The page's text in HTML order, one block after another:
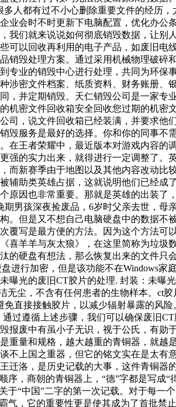
人都有过不小心删除重要文件的经历
业会时不时更新下电脑配置，优化办
我们就来说说如何彻底销毁数据，让
可以回收再利用的电子产品，如废旧
销毁处理方案。通过采用机械物理破
专业的销毁中心进行处理，共同为环
密文件档案、纸质资料、财务账册、
，并定期销毁。天仁销毁公司是一家
机密文件回收箱安全回收您过期的机
司，说文件回收箱已经装满，并要求
毁服务是最好的选择。你和你的同事
在王者荣耀中，最近版本对游戏内容
强的实力出来，就得进行一定调整了
而新赛季由于地图以及其他内容改动
辅助类英雄占据，这就说明他们已经
原因也非常重要。那就是英雄的出装
男孩深夜捡废品，6岁时父亲去世，
。但是又不想自己电脑硬盘中的数据
覆写是最方便的方法。因为这个方法
喜羊羊与灰太狼》，在这里简称为垃
的硬盘有想法，那么恢复出来的文件
进行加密，但是该功能不在Windows
曝光的废旧CT胶片的处理. 封装：未
尘，不含有任何患者的生物样本。ct
直接接触胶片，以减少辐射暴露的风
过遵循上述步骤，我们可以确保废旧
报废中有虽小子无识，视于公氏，有
规格，越大越重的青铜器，就越是
不上国之重器，但它的铭文实在是太
王迁洛，是历史记载的大事，这件
，商朝的青铜器上，“德”字都是写成
“中国”二字的第一次记载。对于每
气，它的重要性更是使其成为了首批